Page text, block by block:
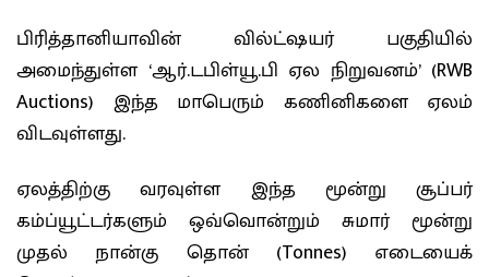
பிரித்தானியாவின் வில்ட்ஷயர் பகுதியில்
அமைந்துள்ள ‘ஆர்.டபிள்யூ.பி ஏல நிறுவனம்’ (RWB
Auctions) இந்த மாபெரும் கணினிகளை ஏலம்
விடவுள்ளது.
ஏலத்திற்கு வரவுள்ள இந்த மூன்று சூப்பர்
கம்ப்யூட்டர்களும் ஒவ்வொன்றும் சுமார் மூன்று
முதல் நான்கு தொன் (Tonnes) எடையைக்